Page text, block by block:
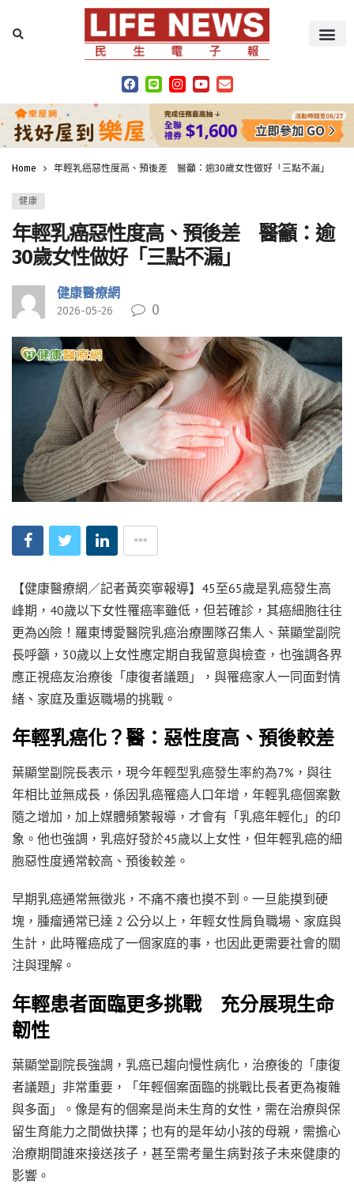
Home 年輕乳癌惡性度高、預後差 醫籲：逾30歲女性做好「三點不漏」
健康
年輕乳癌惡性度高、預後差 醫籲：逾
30歲女性做好「三點不漏」
健康醫療網
2026-05-26 0
【健康醫療網／記者黃奕寧報導】45至65歲是乳癌發生高
峰期，40歲以下女性罹癌率雖低，但若確診，其癌細胞往往
更為凶險！羅東博愛醫院乳癌治療團隊召集人、葉顯堂副院
長呼籲，30歲以上女性應定期自我留意與檢查，也強調各界
應正視癌友治療後「康復者議題」，與罹癌家人一同面對情
緒、家庭及重返職場的挑戰。
年輕乳癌化？醫：惡性度高、預後較差
葉顯堂副院長表示，現今年輕型乳癌發生率約為7%，與往
年相比並無成長，係因乳癌罹癌人口年增，年輕乳癌個案數
隨之增加，加上媒體頻繁報導，才會有「乳癌年輕化」的印
象。他也強調，乳癌好發於45歲以上女性，但年輕乳癌的細
胞惡性度通常較高、預後較差。
早期乳癌通常無徵兆，不痛不癢也摸不到。一旦能摸到硬
塊，腫瘤通常已達 2 公分以上，年輕女性肩負職場、家庭與
生計，此時罹癌成了一個家庭的事，也因此更需要社會的關
注與理解。
年輕患者面臨更多挑戰 充分展現生命
韌性
葉顯堂副院長強調，乳癌已趨向慢性病化，治療後的「康復
者議題」非常重要，「年輕個案面臨的挑戰比長者更為複雜
與多面」。像是有的個案是尚未生育的女性，需在治療與保
留生育能力之間做抉擇；也有的是年幼小孩的母親，需擔心
治療期間誰來接送孩子，甚至需考量生病對孩子未來健康的
影響。